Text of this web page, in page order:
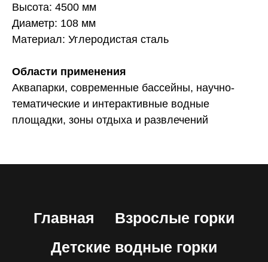
Высота: 4500 мм
Диаметр: 108 мм
Материал: Углеродистая сталь
Области применения
Аквапарки, современные бассейны, научно-
тематические и интерактивные водные
площадки, зоны отдыха и развлечений
Главная
Взрослые горки
Детские водные горки